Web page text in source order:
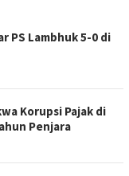
PS Lambhuk 5-0 di
Korupsi Pajak di
Penjara